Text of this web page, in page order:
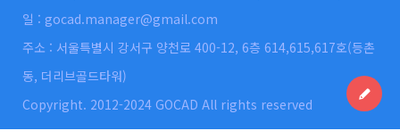
일 : gocad.manager@gmail.com
주소 : 서울특별시 강서구 양천로 400-12, 6층 614,615,617호(등촌
동, 더리브골드타워)
Copyright. 2012-2024 GOCAD All rights reserved